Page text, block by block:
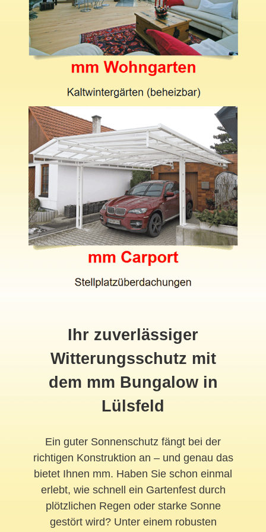
Ihr zuverlässiger
Witterungsschutz mit
dem mm Bungalow in
Lülsfeld
Ein guter Sonnenschutz fängt bei der
richtigen Konstruktion an – und genau das
bietet Ihnen mm. Haben Sie schon einmal
erlebt, wie schnell ein Gartenfest durch
plötzlichen Regen oder starke Sonne
gestört wird? Unter einem robusten